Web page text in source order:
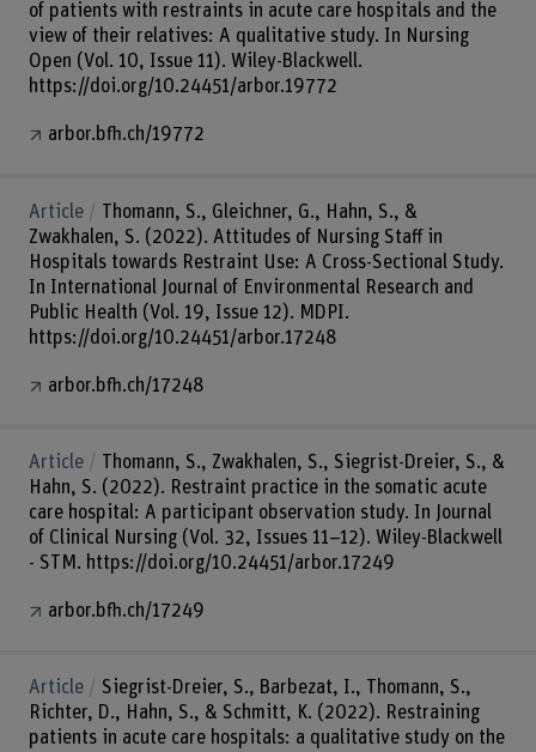
of patients with restraints in acute care hospitals and the
view of their relatives: A qualitative study. In Nursing
Open (Vol. 10, Issue 11). Wiley-Blackwell.
https://doi.org/10.24451/arbor.19772
arbor.bfh.ch/19772
Article
Thomann, S., Gleichner, G., Hahn, S., &
Zwakhalen, S. (2022). Attitudes of Nursing Staff in
Hospitals towards Restraint Use: A Cross-Sectional Study.
In International Journal of Environmental Research and
Public Health (Vol. 19, Issue 12). MDPI.
https://doi.org/10.24451/arbor.17248
arbor.bfh.ch/17248
Article
Thomann, S., Zwakhalen, S., Siegrist-Dreier, S., &
Hahn, S. (2022). Restraint practice in the somatic acute
care hospital: A participant observation study. In Journal
of Clinical Nursing (Vol. 32, Issues 11–12). Wiley-Blackwell
- STM. https://doi.org/10.24451/arbor.17249
arbor.bfh.ch/17249
Article
Siegrist-Dreier, S., Barbezat, I., Thomann, S.,
Richter, D., Hahn, S., & Schmitt, K. (2022). Restraining
patients in acute care hospitals: a qualitative study on the